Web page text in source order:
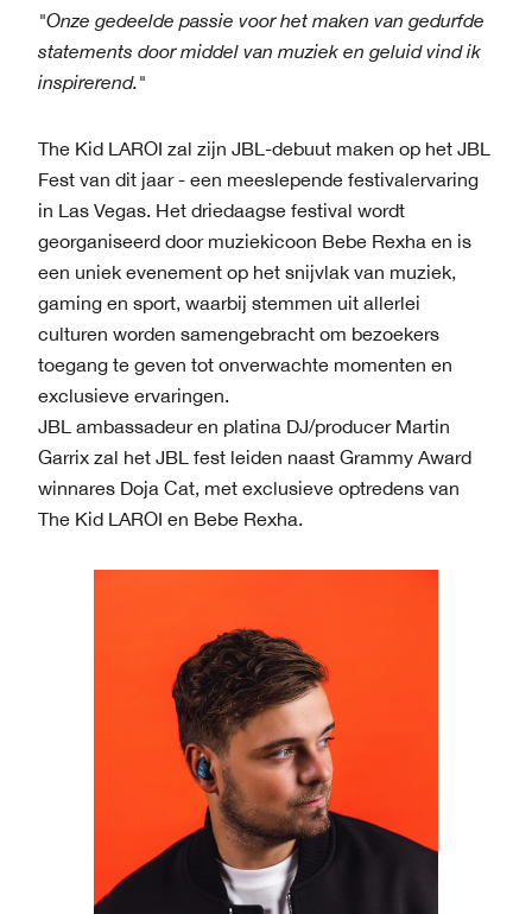
"Onze gedeelde passie voor het maken van gedurfde
statements door middel van muziek en geluid vind ik
inspirerend."
The Kid LAROI zal zijn JBL-debuut maken op het JBL
Fest van dit jaar - een meeslepende festivalervaring
in Las Vegas. Het driedaagse festival wordt
georganiseerd door muziekicoon Bebe Rexha en is
een uniek evenement op het snijvlak van muziek,
gaming en sport, waarbij stemmen uit allerlei
culturen worden samengebracht om bezoekers
toegang te geven tot onverwachte momenten en
exclusieve ervaringen.
JBL ambassadeur en platina DJ/producer Martin
Garrix zal het JBL fest leiden naast Grammy Award
winnares Doja Cat, met exclusieve optredens van
The Kid LAROI en Bebe Rexha.